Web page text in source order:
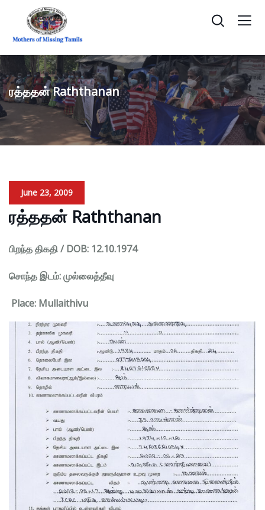
ரத்ததன் Raththanan
June 23, 2009
ரத்ததன் Raththanan
பிறந்த திகதி / DOB: 12.10.1974
சொந்த இடம்: முல்லைத்தீவு
Place: Mullaithivu